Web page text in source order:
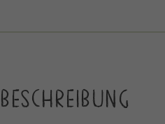
BESCHREIBUNG